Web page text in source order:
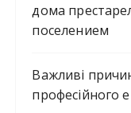
дома
поселением
Важливі
професійного